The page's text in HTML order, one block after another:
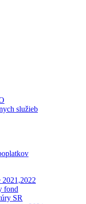
služieb
2021,2022
fond
SR